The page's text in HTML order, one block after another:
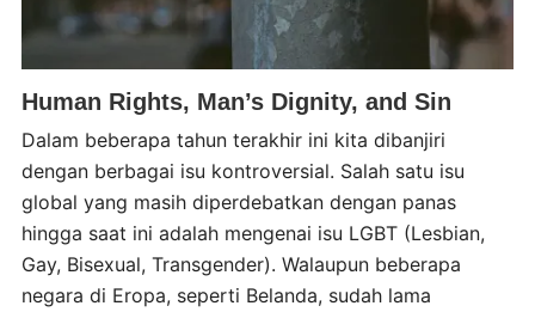
Human Rights, Man’s Dignity, and Sin
Dalam beberapa tahun terakhir ini kita dibanjiri
dengan berbagai isu kontroversial. Salah satu isu
global yang masih diperdebatkan dengan panas
hingga saat ini adalah mengenai isu LGBT (Lesbian,
Gay, Bisexual, Transgender). Walaupun beberapa
negara di Eropa, seperti Belanda, sudah lama